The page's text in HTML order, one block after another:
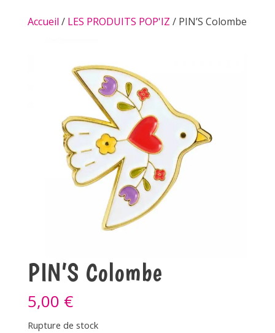
Accueil / LES PRODUITS POP'IZ / PIN’S Colombe
PIN’S Colombe
5,00 €
Rupture de stock